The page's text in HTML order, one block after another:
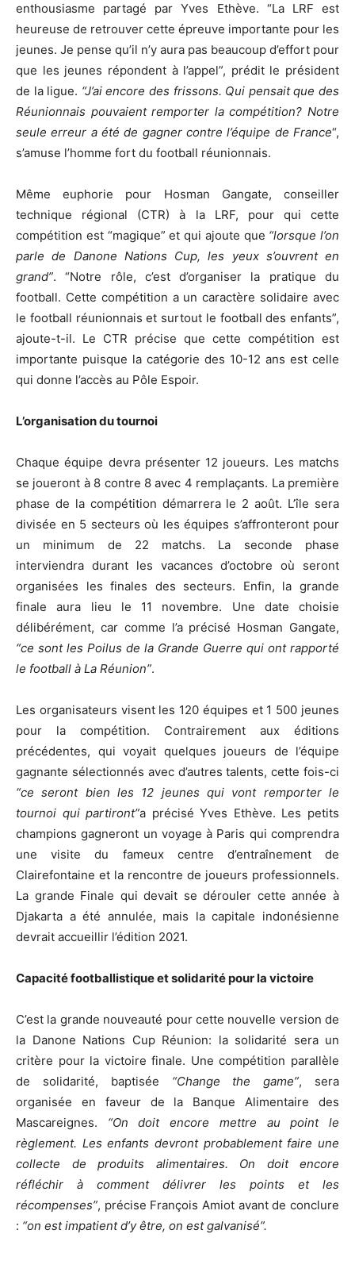
enthousiasme partagé par Yves Ethève. “La LRF est
heureuse de retrouver cette épreuve importante pour les
jeunes. Je pense qu’il n’y aura pas beaucoup d’effort pour
que les jeunes répondent à l’appel”, prédit le président
de la ligue. “J’ai encore des frissons. Qui pensait que des
Réunionnais pouvaient remporter la compétition? Notre
seule erreur a été de gagner contre l’équipe de France“,
s’amuse l’homme fort du football réunionnais.
Même euphorie pour Hosman Gangate, conseiller
technique régional (CTR) à la LRF, pour qui cette
compétition est “magique” et qui ajoute que “lorsque l’on
parle de Danone Nations Cup, les yeux s’ouvrent en
grand”. “Notre rôle, c’est d’organiser la pratique du
football. Cette compétition a un caractère solidaire avec
le football réunionnais et surtout le football des enfants”,
ajoute-t-il. Le CTR précise que cette compétition est
importante puisque la catégorie des 10-12 ans est celle
qui donne l’accès au Pôle Espoir.
L’organisation du tournoi
Chaque équipe devra présenter 12 joueurs. Les matchs
se joueront à 8 contre 8 avec 4 remplaçants. La première
phase de la compétition démarrera le 2 août. L’île sera
divisée en 5 secteurs où les équipes s’affronteront pour
un minimum de 22 matchs. La seconde phase
interviendra durant les vacances d’octobre où seront
organisées les finales des secteurs. Enfin, la grande
finale aura lieu le 11 novembre. Une date choisie
délibérément, car comme l’a précisé Hosman Gangate,
“ce sont les Poilus de la Grande Guerre qui ont rapporté
le football à La Réunion”.
Les organisateurs visent les 120 équipes et 1 500 jeunes
pour la compétition. Contrairement aux éditions
précédentes, qui voyait quelques joueurs de l’équipe
gagnante sélectionnés avec d’autres talents, cette fois-ci
“ce seront bien les 12 jeunes qui vont remporter le
tournoi qui partiront”a précisé Yves Ethève. Les petits
champions gagneront un voyage à Paris qui comprendra
une visite du fameux centre d’entraînement de
Clairefontaine et la rencontre de joueurs professionnels.
La grande Finale qui devait se dérouler cette année à
Djakarta a été annulée, mais la capitale indonésienne
devrait accueillir l’édition 2021.
Capacité footballistique et solidarité pour la victoire
C’est la grande nouveauté pour cette nouvelle version de
la Danone Nations Cup Réunion: la solidarité sera un
critère pour la victoire finale. Une compétition parallèle
de solidarité, baptisée “Change the game”, sera
organisée en faveur de la Banque Alimentaire des
Mascareignes. “On doit encore mettre au point le
règlement. Les enfants devront probablement faire une
collecte de produits alimentaires. On doit encore
réfléchir à comment délivrer les points et les
récompenses”, précise François Amiot avant de conclure
: “on est impatient d’y être, on est galvanisé”.